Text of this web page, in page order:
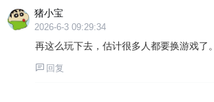
猪小宝
2026-6-3 09:29:34
再这么玩下去，估计很多人都要换游戏了。
回复